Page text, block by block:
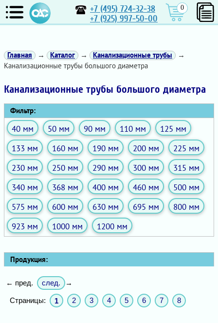
+7 (495) 724-32-38
+7 (925) 997-50-00
0
Главная → Каталог → Канализационные трубы
→
Канализационные трубы большого диаметра
Канализационные трубы большого диаметра
Фильтр:
40 мм 50 мм 90 мм 110 мм
125 мм
133 мм
160 мм 190 мм 200 мм
225 мм
230 мм
250 мм 290 мм 300 мм
315 мм
340 мм
368 мм 400 мм 460 мм
500 мм
575 мм
600 мм 630 мм 695 мм
800 мм
923 мм
1000 мм 1200 мм
Продукция:
← пред. след. →
Страницы: 1 2 3 4 5 6 7 8